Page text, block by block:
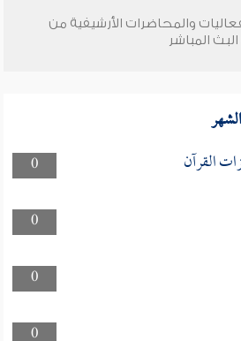
والمحاضرات الأرشيفية من
المباشر
0 القرآن
0
0
0